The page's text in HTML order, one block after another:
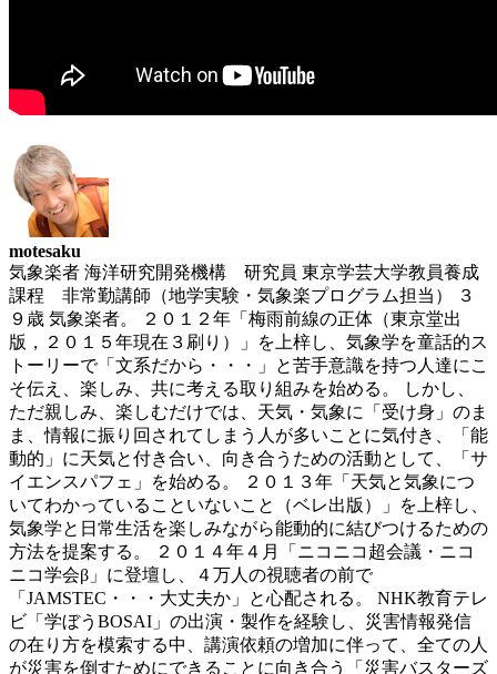
motesaku
気象楽者 海洋研究開発機構 研究員 東京学芸大学教員養成
課程 非常勤講師（地学実験・気象楽プログラム担当） ３
９歳 気象楽者。 ２０１２年「梅雨前線の正体（東京堂出
版，２０１５年現在３刷り）」を上梓し、気象学を童話的ス
トーリーで「文系だから・・・」と苦手意識を持つ人達にこ
そ伝え、楽しみ、共に考える取り組みを始める。 しかし、
ただ親しみ、楽しむだけでは、天気・気象に「受け身」のま
ま、情報に振り回されてしまう人が多いことに気付き、「能
動的」に天気と付き合い、向き合うための活動として、「サ
イエンスパフェ」を始める。 ２０１３年「天気と気象につ
いてわかっていることいないこと（ベレ出版）」を上梓し、
気象学と日常生活を楽しみながら能動的に結びつけるための
方法を提案する。 ２０１４年４月「ニコニコ超会議・ニコ
ニコ学会β」に登壇し、４万人の視聴者の前で
「JAMSTEC・・・大丈夫か」と心配される。 NHK教育テレ
ビ「学ぼうBOSAI」の出演・製作を経験し、災害情報発信
の在り方を模索する中、講演依頼の増加に伴って、全ての人
が災害を倒すためにできることに向き合う「災害バスターズ